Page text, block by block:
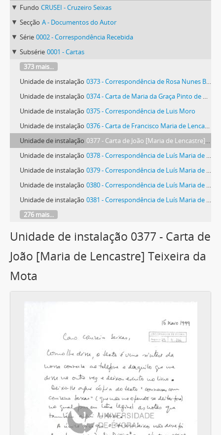
Fundo CRUSEI - Cruzeiro Seixas
Secção A - Documentos do Autor
Série 0002 - Correspondência Recebida
Subsérie 0001 - Cartas
373 mais...
Unidade de instalação 0373 - Correspondência de Rosa Nunes Bilelo de Mesquita
Unidade de instalação 0374 - Carta de Maria da Graça Pinto de Almeida Morais
Unidade de instalação 0375 - Correspondência de Luis Moro
Unidade de instalação 0376 - Carta de Francisco Maria de Lencastre Teixeira da Mota
Unidade de instalação 0377 - Carta de João [Maria de Lencastre] Teixeira da Mota
Unidade de instalação 0378 - Correspondência de Luís Maria de Lencastre Teixeira da Mota
Unidade de instalação 0379 - Correspondência de Luís Maria de Lencastre Teixeira da Mota
Unidade de instalação 0380 - Correspondência de Luís Maria de Lencastre Teixeira da Mota
Unidade de instalação 0381 - Correspondência de Luís Maria de Lencastre Teixeira da Mota
276 mais...
Unidade de instalação 0377 - Carta de
João [Maria de Lencastre] Teixeira da
Mota